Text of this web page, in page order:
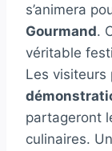
s’animera
Gourmand.
véritable
Les visiteurs
partageront
culinaires.